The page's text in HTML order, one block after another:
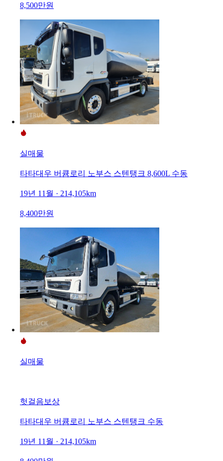
8,500만원
실매물
타타대우 버큠로리 노부스 스텐탱크 8,600L 수동
19년 11월 · 214,105km
8,400만원
실매물
헛걸음보상
타타대우 버큠로리 노부스 스텐탱크 수동
19년 11월 · 214,105km